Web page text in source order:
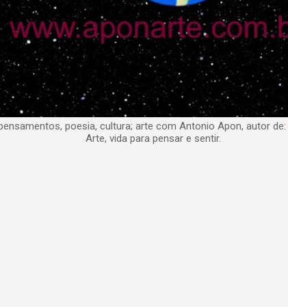
poesia, cultura; arte com Antonio Apon, autor de:
Arte, vida para pensar e sentir.